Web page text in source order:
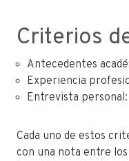
Criterios
Antecedentes
Experiencia
Entrevista
Cada uno de estos
con una nota entre los